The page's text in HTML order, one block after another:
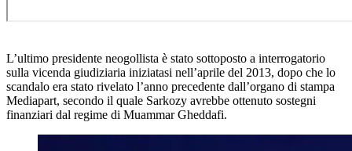
L’ultimo presidente neogollista è stato sottoposto a interrogatorio
sulla vicenda giudiziaria iniziatasi nell’aprile del 2013, dopo che lo
scandalo era stato rivelato l’anno precedente dall’organo di stampa
Mediapart, secondo il quale Sarkozy avrebbe ottenuto sostegni
finanziari dal regime di Muammar Gheddafi.